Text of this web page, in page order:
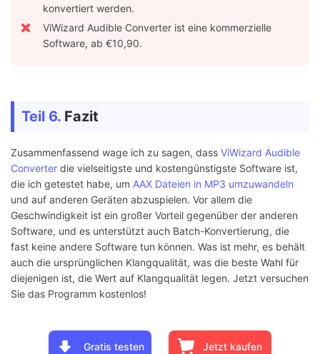
konvertiert werden.
ViWizard Audible Converter ist eine kommerzielle
Software, ab €10,90.
Teil 6. Fazit
Zusammenfassend wage ich zu sagen, dass ViWizard Audible
Converter die vielseitigste und kostengünstigste Software ist,
die ich getestet habe, um AAX Dateien in MP3 umzuwandeln
und auf anderen Geräten abzuspielen. Vor allem die
Geschwindigkeit ist ein großer Vorteil gegenüber der anderen
Software, und es unterstützt auch Batch-Konvertierung, die
fast keine andere Software tun können. Was ist mehr, es behält
auch die ursprünglichen Klangqualität, was die beste Wahl für
diejenigen ist, die Wert auf Klangqualität legen. Jetzt versuchen
Sie das Programm kostenlos!
Gratis testen Jetzt kaufen